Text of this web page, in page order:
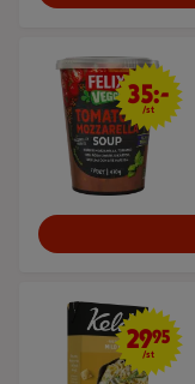
35 kr/st
35:-
/st
29,95 kr/st
2995
/st